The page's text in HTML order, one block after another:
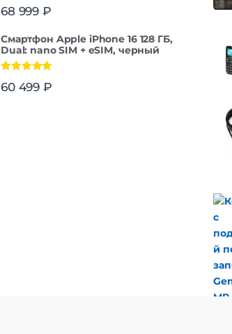
из 5
68 999 ₽
Смартфон Apple iPhone 16 128 ГБ,
Dual: nano SIM + eSIM, черный
из 5
60 499 ₽